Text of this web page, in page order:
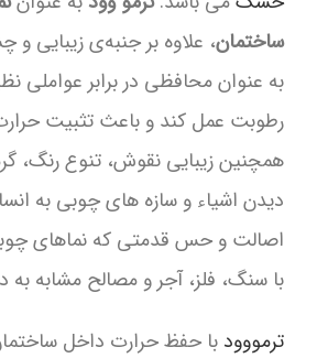
ساختمان، علاوه بر جنبه‌ی زیبایی و
به عنوان محافظی در برابر عواملی
رطوبت عمل کند و باعث تثبیت
همچنین زیبایی نقوش، تنوع رنگ،
دیدن اشیاء و سازه های چوبی به
اصالت و حس قدمتی که نماهای
با سنگ، فلز، آجر و مصالح مشابه
ترمووود با حفظ حرارت داخل